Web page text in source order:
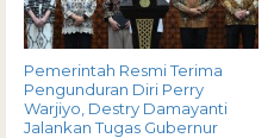
Pemerintah Resmi Terima
Pengunduran Diri Perry
Warjiyo, Destry Damayanti
Jalankan Tugas Gubernur